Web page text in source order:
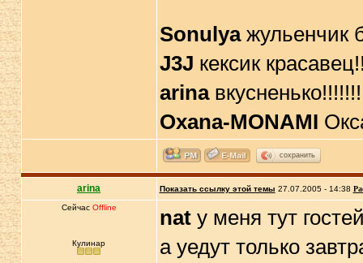
Sonulyaжульенчик
J3J кексик
arinaвкусненько!!!!!!!
Oxana-MONAMI
сохранить
arina Показать ссылку этой темы 27.07.2005 - 14:38
Сейчас Offline
Кулинар
natу меня тут
а уедут только